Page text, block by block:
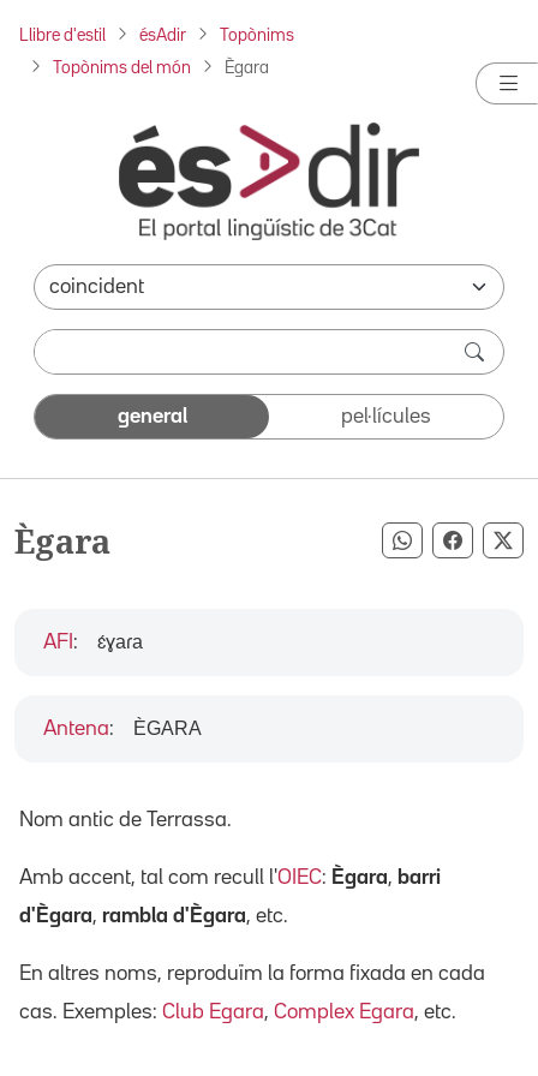
Llibre d'estil ésAdir Topònims
Topònims del món Ègara
general pel·lícules
Ègara Compartir
AFI : ɛ́ɣaɾa
Antena: ÈGARA
Nom antic de Terrassa.
Amb accent, tal com recull l'OIEC: Ègara, barri
d'Ègara, rambla d'Ègara, etc.
En altres noms, reproduïm la forma fixada en cada
cas. Exemples: Club Egara, Complex Egara, etc.